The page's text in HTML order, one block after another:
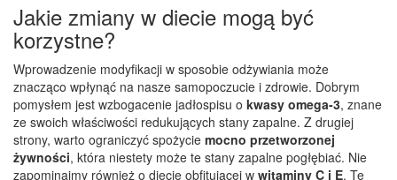
Jakie zmiany w diecie mogą być
korzystne?
Wprowadzenie modyfikacji w sposobie odżywiania może
znacząco wpłynąć na nasze samopoczucie i zdrowie. Dobrym
pomysłem jest wzbogacenie jadłospisu o kwasy omega-3, znane
ze swoich właściwości redukujących stany zapalne. Z drugiej
strony, warto ograniczyć spożycie mocno przetworzonej
żywności, która niestety może te stany zapalne pogłębiać. Nie
zapominajmy również o diecie obfitującej w witaminy C i E. Te